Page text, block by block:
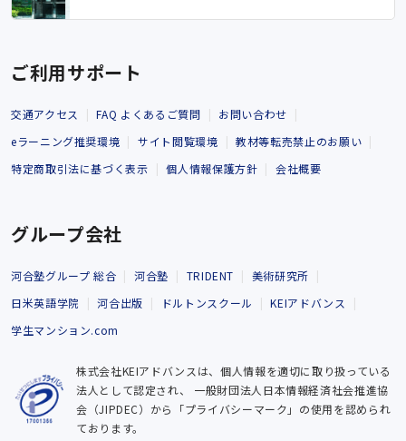
ご利用サポート
交通アクセス FAQ よくあるご質問
お問い合わせ
eラーニング推奨環境
サイト閲覧環境
教材等転売禁止のお願い
特定商取引法に基づく表示
個人情報保護方針 会社概要
グループ会社
河合塾グループ 総合 河合塾 TRIDENT
美術研究所
日米英語学院
河合出版 ドルトンスクール
KEIアドバンス
学生マンション.com
株式会社KEIアドバンスは、個人情報を適切に取り扱っている
法人として認定され、 一般財団法人日本情報経済社会推進協
会（JIPDEC）から「プライバシーマーク」の使用を認められ
ております。